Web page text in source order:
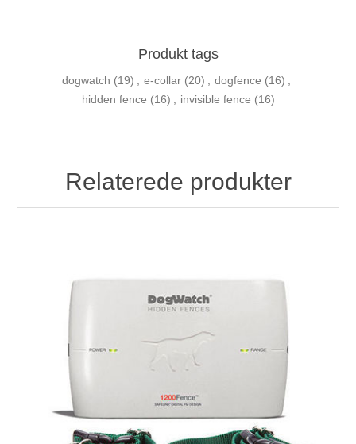
Produkt tags
dogwatch (19) , e-collar (20) , dogfence (16) ,
hidden fence (16) , invisible fence (16)
Relaterede produkter